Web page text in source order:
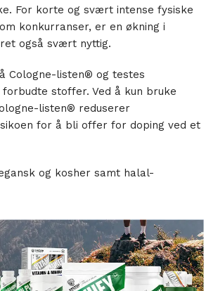
For korte og svært intense fysiske
konkurranser, er en økning i
også svært nyttig.
Cologne-listen® og testes
stoffer. Ved å kun bruke
listen® reduserer
for å bli offer for doping ved et
og kosher samt halal-